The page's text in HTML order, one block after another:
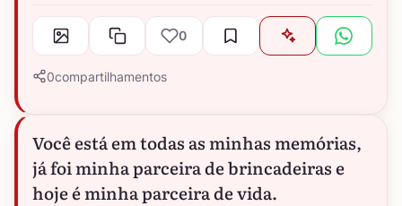
0
0compartilhamentos
Você está em todas as minhas memórias,
já foi minha parceira de brincadeiras e
hoje é minha parceira de vida.